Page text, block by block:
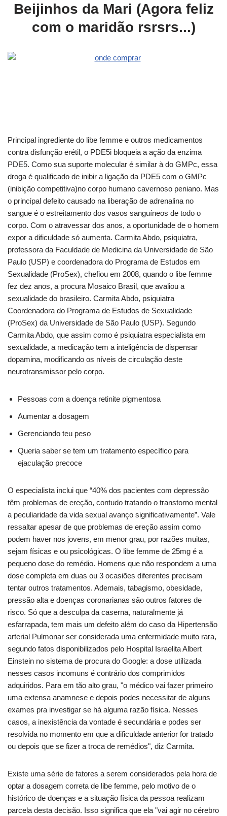
Beijinhos da Mari (Agora feliz
com o maridão rsrsrs...)
Principal ingrediente do libe femme e outros medicamentos
contra disfunção erétil, o PDE5i bloqueia a ação da enzima
PDE5. Como sua suporte molecular é similar à do GMPc, essa
droga é qualificado de inibir a ligação da PDE5 com o GMPc
(inibição competitiva)no corpo humano cavernoso peniano. Mas
o principal defeito causado na liberação de adrenalina no
sangue é o estreitamento dos vasos sanguíneos de todo o
corpo. Com o atravessar dos anos, a oportunidade de o homem
expor a dificuldade só aumenta. Carmita Abdo, psiquiatra,
professora da Faculdade de Medicina da Universidade de São
Paulo (USP) e coordenadora do Programa de Estudos em
Sexualidade (ProSex), chefiou em 2008, quando o libe femme
fez dez anos, a procura Mosaico Brasil, que avaliou a
sexualidade do brasileiro. Carmita Abdo, psiquiatra
Coordenadora do Programa de Estudos de Sexualidade
(ProSex) da Universidade de São Paulo (USP). Segundo
Carmita Abdo, que assim como é psiquiatra especialista em
sexualidade, a medicação tem a inteligência de dispensar
dopamina, modificando os níveis de circulação deste
neurotransmissor pelo corpo.
Pessoas com a doença retinite pigmentosa
Aumentar a dosagem
Gerenciando teu peso
Queria saber se tem um tratamento específico para
ejaculação precoce
O especialista inclui que “40% dos pacientes com depressão
têm problemas de ereção, contudo tratando o transtorno mental
a peculiaridade da vida sexual avanço significativamente”. Vale
ressaltar apesar de que problemas de ereção assim como
podem haver nos jovens, em menor grau, por razões muitas,
sejam físicas e ou psicológicas. O libe femme de 25mg é a
pequeno dose do remédio. Homens que não respondem a uma
dose completa em duas ou 3 ocasiões diferentes precisam
tentar outros tratamentos. Ademais, tabagismo, obesidade,
pressão alta e doenças coronarianas são outros fatores de
risco. Só que a desculpa da caserna, naturalmente já
esfarrapada, tem mais um defeito além do caso da Hipertensão
arterial Pulmonar ser considerada uma enfermidade muito rara,
segundo fatos disponibilizados pelo Hospital Israelita Albert
Einstein no sistema de procura do Google: a dose utilizada
nesses casos incomuns é contrário dos comprimidos
adquiridos. Para em tão alto grau, "o médico vai fazer primeiro
uma extensa anamnese e depois podes necessitar de alguns
exames pra investigar se há alguma razão física. Nesses
casos, a inexistência da vontade é secundária e podes ser
resolvida no momento em que a dificuldade anterior for tratado
ou depois que se fizer a troca de remédios", diz Carmita.
Existe uma série de fatores a serem considerados pela hora de
optar a dosagem correta de libe femme, pelo motivo de o
histórico de doenças e a situação física da pessoa realizam
parcela desta decisão. Isso significa que ela "vai agir no cérebro